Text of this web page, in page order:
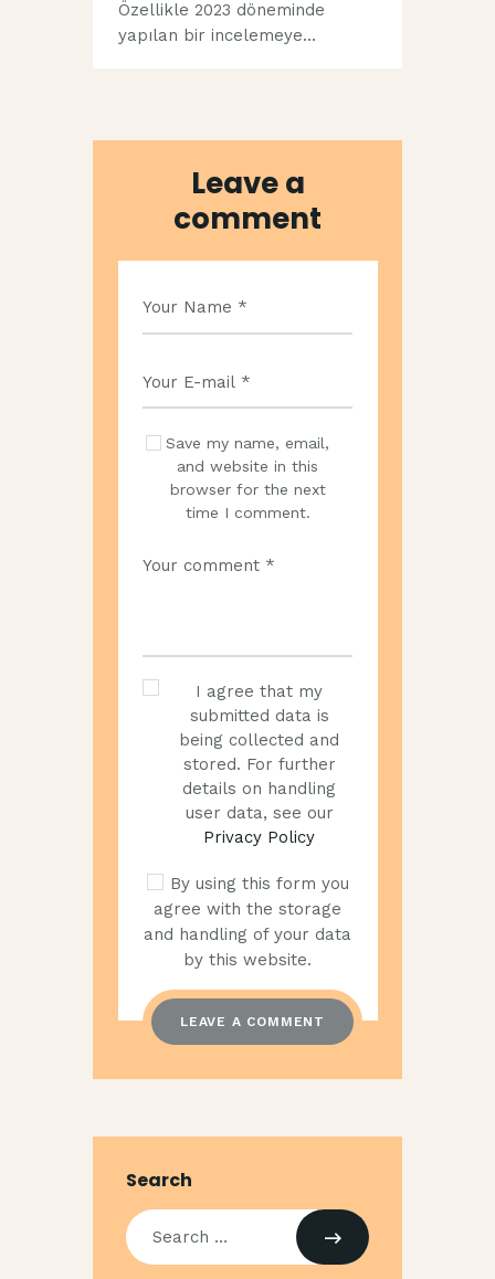
Özellikle 2023 döneminde
yapılan bir incelemeye…
Leave a
comment
Save my name, email,
and website in this
browser for the next
time I comment.
I agree that my
submitted data is
being collected and
stored. For further
details on handling
user data, see our
Privacy Policy
By using this form you
agree with the storage
and handling of your data
by this website.
Search
Search
for: